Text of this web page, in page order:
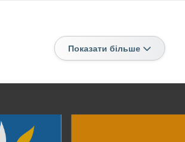
Показати більше